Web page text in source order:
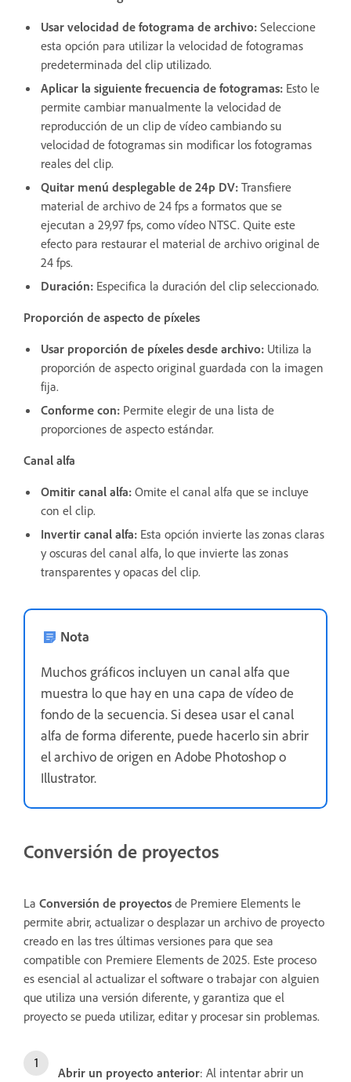
Usar velocidad de fotograma de archivo: Seleccione
esta opción para utilizar la velocidad de fotogramas
predeterminada del clip utilizado.
Aplicar la siguiente frecuencia de fotogramas: Esto le
permite cambiar manualmente la velocidad de
reproducción de un clip de vídeo cambiando su
velocidad de fotogramas sin modificar los fotogramas
reales del clip.
Quitar menú desplegable de 24p DV: Transfiere
material de archivo de 24 fps a formatos que se
ejecutan a 29,97 fps, como vídeo NTSC. Quite este
efecto para restaurar el material de archivo original de
24 fps.
Duración: Especifica la duración del clip seleccionado.
Proporción de aspecto de píxeles
Usar proporción de píxeles desde archivo: Utiliza la
proporción de aspecto original guardada con la imagen
fija.
Conforme con: Permite elegir de una lista de
proporciones de aspecto estándar.
Canal alfa
Omitir canal alfa: Omite el canal alfa que se incluye
con el clip.
Invertir canal alfa: Esta opción invierte las zonas claras
y oscuras del canal alfa, lo que invierte las zonas
transparentes y opacas del clip.
Nota
Muchos gráficos incluyen un canal alfa que
muestra lo que hay en una capa de vídeo de
fondo de la secuencia. Si desea usar el canal
alfa de forma diferente, puede hacerlo sin abrir
el archivo de origen en Adobe Photoshop o
Illustrator.
Conversión de proyectos
La Conversión de proyectos de Premiere Elements le
permite abrir, actualizar o desplazar un archivo de proyecto
creado en las tres últimas versiones para que sea
compatible con Premiere Elements de 2025. Este proceso
es esencial al actualizar el software o trabajar con alguien
que utiliza una versión diferente, y garantiza que el
proyecto se pueda utilizar, editar y procesar sin problemas.
Abrir un proyecto anterior: Al intentar abrir un